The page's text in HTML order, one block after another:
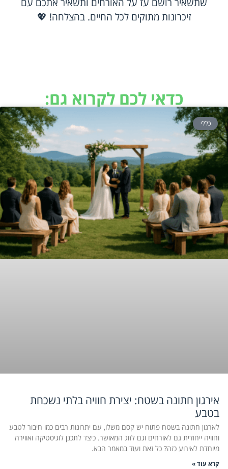
שתשאיר רושם עז על האורחים ותשאיר אתכם עם
זיכרונות מתוקים לכל החיים. בהצלחה! 💖
כדאי לכם לקרוא גם:
כללי
אירגון חתונה בשטח: יצירת חוויה בלתי נשכחת
בטבע
לארגון חתונה בשטח פתוח יש קסם משלו, עם יתרונות רבים כמו חיבור לטבע
וחוויה ייחודית גם לאורחים וגם לזוג המאושר. כיצד לתכנן לוגיסטיקה ואווירה
מיוחדת לאירוע כזה? כל זאת ועוד במאמר הבא.
קרא עוד »